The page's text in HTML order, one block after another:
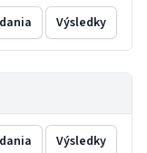
Výsledky
Výsledky